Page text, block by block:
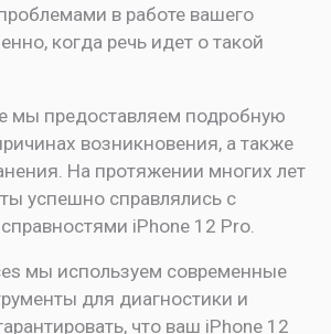
в работе вашего
когда речь идет о такой
мы предоставляем подробную
возникновения, а также
На протяжении многих лет
успешно справлялись с
iPhone 12 Pro.
мы используем современные
для диагностики и
что ваш iPhone 12